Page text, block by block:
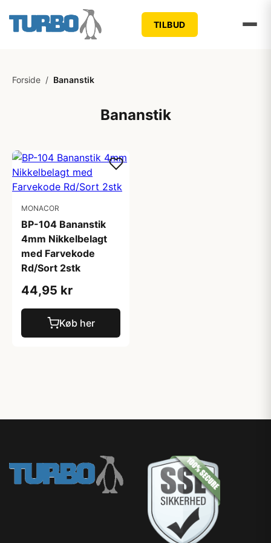
TILBUD
Forside / Bananstik
Bananstik
MONACOR
BP-104 Bananstik
4mm Nikkelbelagt
med Farvekode
Rd/Sort 2stk
44,95 kr
Køb her